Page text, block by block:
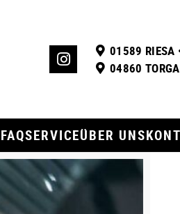
01589 RIESA
04860
FAQSERVICEÜBER UNS